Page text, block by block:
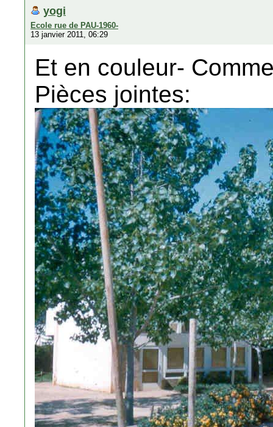
yogi
Ecole rue de PAU-1960-
13 janvier 2011, 06:29
Et en couleur-
Pièces jointes: